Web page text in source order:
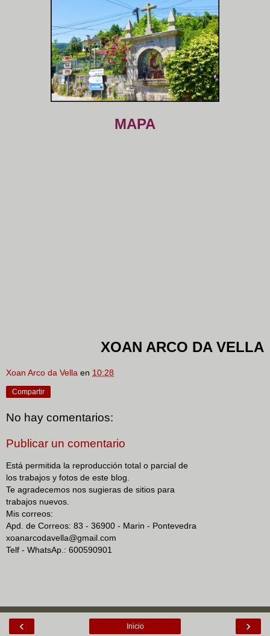
MAPA
XOAN ARCO DA VELLA
Xoan Arco da Vella en 10:28
Compartir
No hay comentarios:
Publicar un comentario
Está permitida la reproducción total o parcial de
los trabajos y fotos de este blog.
Te agradecemos nos sugieras de sitios para
trabajos nuevos.
Mis correos:
Apd. de Correos: 83 - 36900 - Marin - Pontevedra
xoanarcodavella@gmail.com
Telf - WhatsAp.: 600590901
‹ ›
Inicio